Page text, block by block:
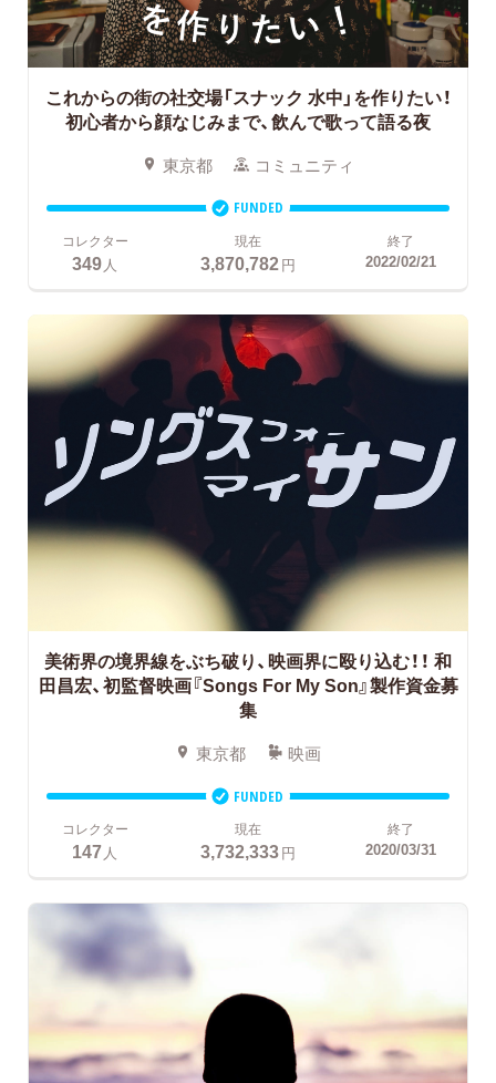
これからの街の社交場「スナック 水中」を作りたい！
初心者から顔なじみまで、飲んで歌って語る夜
東京都 コミュニティ
FUNDED
コレクター
349 人
現在
3,870,782円
終了
2022/02/21
美術界の境界線をぶち破り、映画界に殴り込む！！ 和
田昌宏、初監督映画『Songs For My Son』製作資金募
集
東京都 映画
FUNDED
コレクター
147人
現在
3,732,333円
終了
2020/03/31